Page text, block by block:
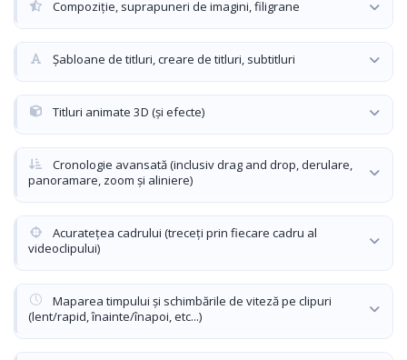
Compoziție, suprapuneri de imagini, filigrane
Șabloane de titluri, creare de titluri, subtitluri
Titluri animate 3D (și efecte)
Cronologie avansată (inclusiv drag and drop, derulare,
panoramare, zoom și aliniere)
Acuratețea cadrului (treceți prin fiecare cadru al
videoclipului)
Maparea timpului și schimbările de viteză pe clipuri
(lent/rapid, înainte/înapoi, etc...)